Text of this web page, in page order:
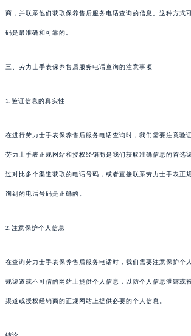
商，并联系他们获取保养售后服务电话查询的信息。这种方式
码是最准确和可靠的。
三、劳力士手表保养售后服务电话查询的注意事项
1.验证信息的真实性
在进行劳力士手表保养售后服务电话查询时，我们需要注意验
劳力士手表正规网站和授权经销商是我们获取准确信息的首选
过对比多个渠道获取的电话号码，或者直接联系劳力士手表正
询到的电话号码是正确的。
2.注意保护个人信息
在查询劳力士手表保养售后服务电话时，我们需要注意保护个
规渠道或不可信的网站上提供个人信息，以防个人信息泄露或
渠道或授权经销商的正规网站上提供必要的个人信息。